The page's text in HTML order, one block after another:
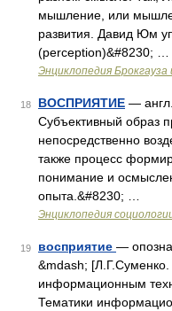
мышление, или
развития. Давид Юм
(perception)&#8230; …
Энциклопедия
18 ВОСПРИЯТИЕ —
Субъективный образ
непосредственно
также процесс
понимание и
опыта.&#8230; …
Энциклопедия
19 восприятие —
&mdash; [Л.Г.Суменко.
информационным
Тематики